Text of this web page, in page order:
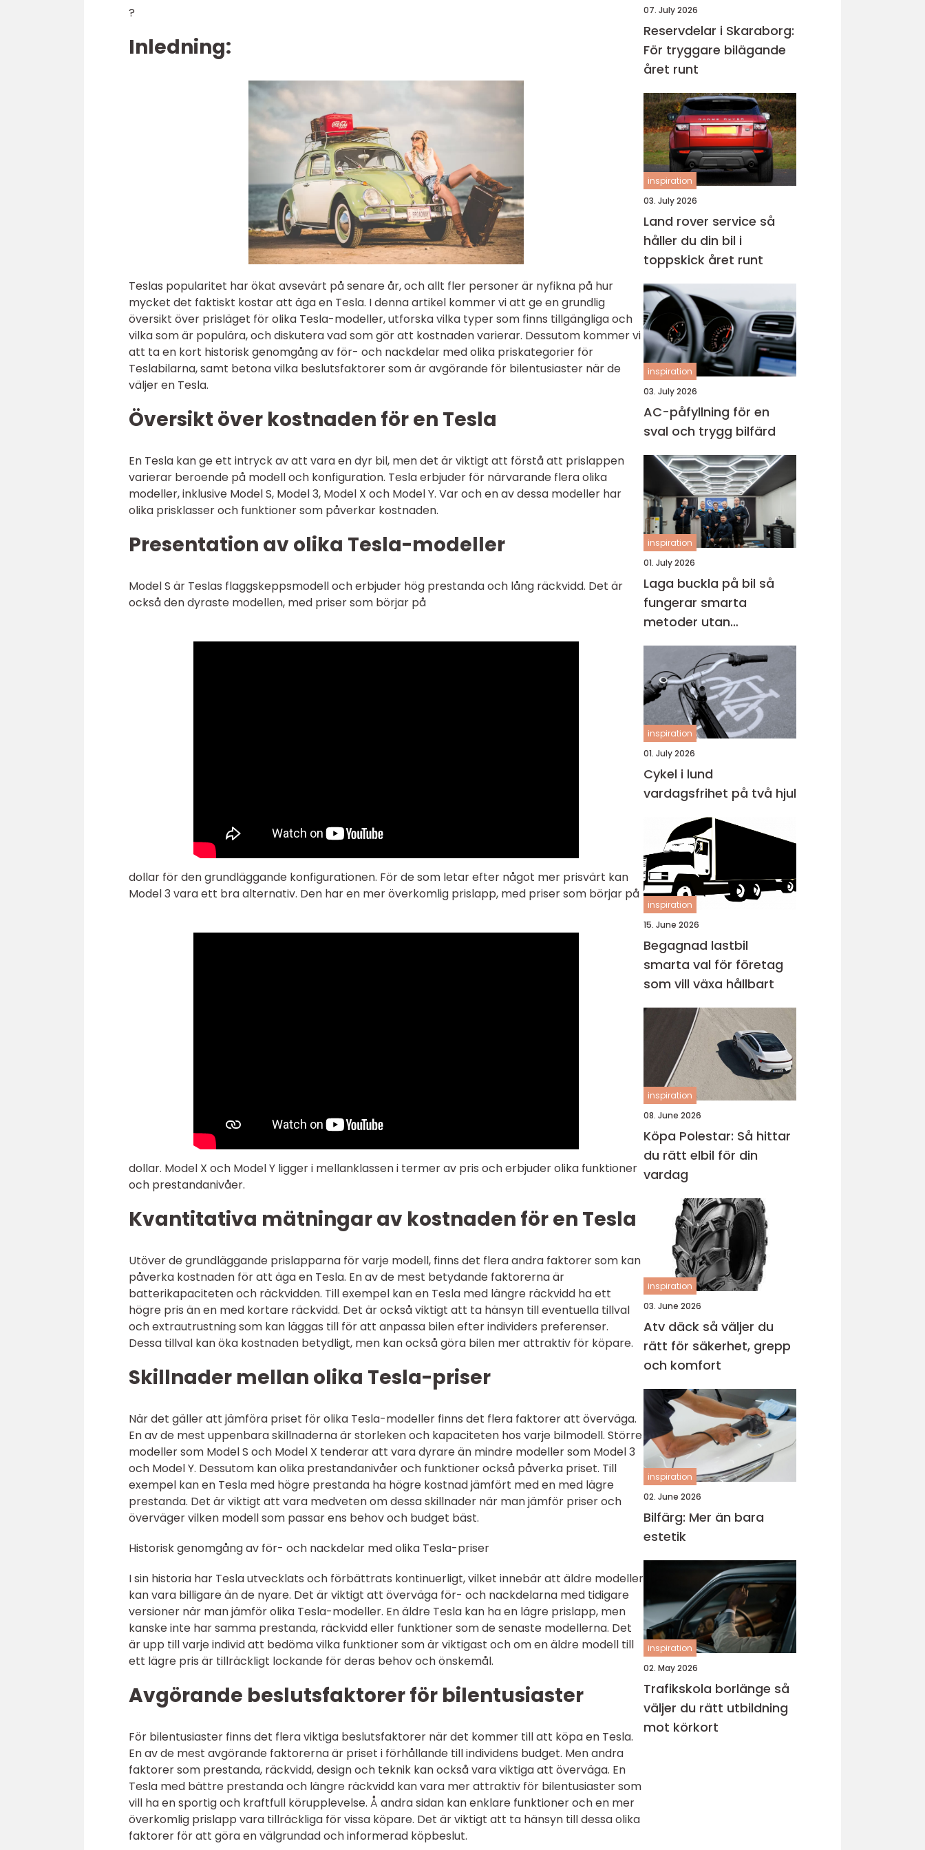
?
Inledning:
Teslas popularitet har ökat avsevärt på senare år, och allt fler personer är nyfikna på hur
mycket det faktiskt kostar att äga en Tesla. I denna artikel kommer vi att ge en grundlig
översikt över prisläget för olika Tesla-modeller, utforska vilka typer som finns tillgängliga och
vilka som är populära, och diskutera vad som gör att kostnaden varierar. Dessutom kommer vi
att ta en kort historisk genomgång av för- och nackdelar med olika priskategorier för
Teslabilarna, samt betona vilka beslutsfaktorer som är avgörande för bilentusiaster när de
väljer en Tesla.
Översikt över kostnaden för en Tesla
En Tesla kan ge ett intryck av att vara en dyr bil, men det är viktigt att förstå att prislappen
varierar beroende på modell och konfiguration. Tesla erbjuder för närvarande flera olika
modeller, inklusive Model S, Model 3, Model X och Model Y. Var och en av dessa modeller har
olika prisklasser och funktioner som påverkar kostnaden.
Presentation av olika Tesla-modeller
Model S är Teslas flaggskeppsmodell och erbjuder hög prestanda och lång räckvidd. Det är
också den dyraste modellen, med priser som börjar på
dollar för den grundläggande konfigurationen. För de som letar efter något mer prisvärt kan
Model 3 vara ett bra alternativ. Den har en mer överkomlig prislapp, med priser som börjar på
dollar. Model X och Model Y ligger i mellanklassen i termer av pris och erbjuder olika funktioner
och prestandanivåer.
Kvantitativa mätningar av kostnaden för en Tesla
Utöver de grundläggande prislapparna för varje modell, finns det flera andra faktorer som kan
påverka kostnaden för att äga en Tesla. En av de mest betydande faktorerna är
batterikapaciteten och räckvidden. Till exempel kan en Tesla med längre räckvidd ha ett
högre pris än en med kortare räckvidd. Det är också viktigt att ta hänsyn till eventuella tillval
och extrautrustning som kan läggas till för att anpassa bilen efter individers preferenser.
Dessa tillval kan öka kostnaden betydligt, men kan också göra bilen mer attraktiv för köpare.
Skillnader mellan olika Tesla-priser
När det gäller att jämföra priset för olika Tesla-modeller finns det flera faktorer att överväga.
En av de mest uppenbara skillnaderna är storleken och kapaciteten hos varje bilmodell. Större
modeller som Model S och Model X tenderar att vara dyrare än mindre modeller som Model 3
och Model Y. Dessutom kan olika prestandanivåer och funktioner också påverka priset. Till
exempel kan en Tesla med högre prestanda ha högre kostnad jämfört med en med lägre
prestanda. Det är viktigt att vara medveten om dessa skillnader när man jämför priser och
överväger vilken modell som passar ens behov och budget bäst.
Historisk genomgång av för- och nackdelar med olika Tesla-priser
I sin historia har Tesla utvecklats och förbättrats kontinuerligt, vilket innebär att äldre modeller
kan vara billigare än de nyare. Det är viktigt att överväga för- och nackdelarna med tidigare
versioner när man jämför olika Tesla-modeller. En äldre Tesla kan ha en lägre prislapp, men
kanske inte har samma prestanda, räckvidd eller funktioner som de senaste modellerna. Det
är upp till varje individ att bedöma vilka funktioner som är viktigast och om en äldre modell till
ett lägre pris är tillräckligt lockande för deras behov och önskemål.
Avgörande beslutsfaktorer för bilentusiaster
För bilentusiaster finns det flera viktiga beslutsfaktorer när det kommer till att köpa en Tesla.
En av de mest avgörande faktorerna är priset i förhållande till individens budget. Men andra
faktorer som prestanda, räckvidd, design och teknik kan också vara viktiga att överväga. En
Tesla med bättre prestanda och längre räckvidd kan vara mer attraktiv för bilentusiaster som
vill ha en sportig och kraftfull körupplevelse. Å andra sidan kan enklare funktioner och en mer
överkomlig prislapp vara tillräckliga för vissa köpare. Det är viktigt att ta hänsyn till dessa olika
faktorer för att göra en välgrundad och informerad köpbeslut.
07. July 2026
Reservdelar i Skaraborg:
För tryggare bilägande
året runt
inspiration
03. July 2026
Land rover service så
håller du din bil i
toppskick året runt
inspiration
03. July 2026
AC-påfyllning för en
sval och trygg bilfärd
inspiration
01. July 2026
Laga buckla på bil så
fungerar smarta
metoder utan
omlackering
inspiration
01. July 2026
Cykel i lund
vardagsfrihet på två hjul
inspiration
15. June 2026
Begagnad lastbil
smarta val för företag
som vill växa hållbart
inspiration
08. June 2026
Köpa Polestar: Så hittar
du rätt elbil för din
vardag
inspiration
03. June 2026
Atv däck så väljer du
rätt för säkerhet, grepp
och komfort
inspiration
02. June 2026
Bilfärg: Mer än bara
estetik
inspiration
02. May 2026
Trafikskola borlänge så
väljer du rätt utbildning
mot körkort